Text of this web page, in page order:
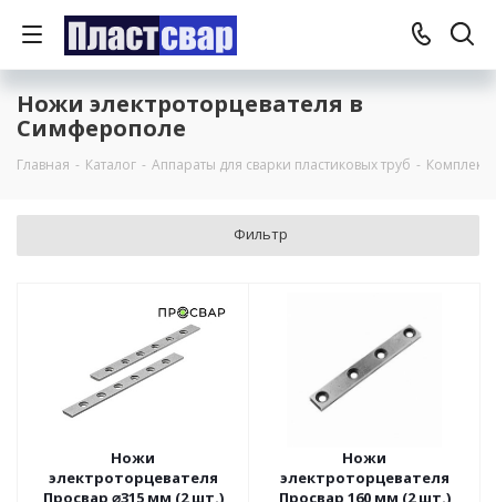
Ножи электроторцевателя в
Симферополе
Главная - Каталог - Аппараты для сварки пластиковых труб -
Фильтр
Ножи
электроторцевателя
Просвар ⌀315 мм (2 шт.)
Ножи
электроторцевателя
Просвар 160 мм (2 шт.)